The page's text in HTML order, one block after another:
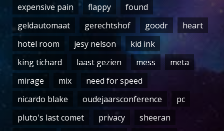
expensive pain
flappy
found
geldautomaat
gerechtshof goodr
heart
hotel room
jesy nelson
kid ink
king tichard
laast gezien mess
meta
mirage
mix
need for speed
nicardo blake
oudejaarsconference
pc
pluto's last comet
privacy
sheeran